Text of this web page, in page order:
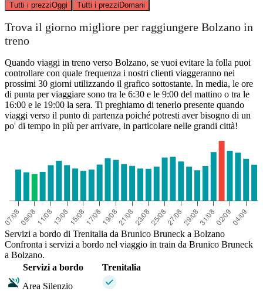
Tutti i prezziOggi Tutti i prezziDomani
Trova il giorno migliore per raggiungere Bolzano in
treno
Quando viaggi in treno verso Bolzano, se vuoi evitare la folla puoi
controllare con quale frequenza i nostri clienti viaggeranno nei
prossimi 30 giorni utilizzando il grafico sottostante. In media, le ore
di punta per viaggiare sono tra le 6:30 e le 9:00 del mattino o tra le
16:00 e le 19:00 la sera. Ti preghiamo di tenerlo presente quando
viaggi verso il punto di partenza poiché potresti aver bisogno di un
po' di tempo in più per arrivare, in particolare nelle grandi città!
Servizi a bordo di Trenitalia da Brunico Bruneck a Bolzano
Confronta i servizi a bordo nel viaggio in train da Brunico Bruneck
a Bolzano.
Servizi a bordo
Trenitalia
Area Silenzio